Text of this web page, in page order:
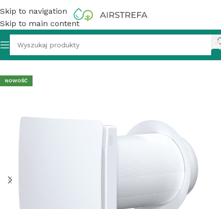
Skip to navigation
Skip to main content
»Rekuperator ścienny AIWA ERV10YA WI-FI 60m3/h
NOWOŚĆ